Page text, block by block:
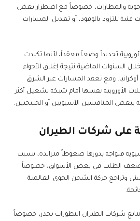
والمطارات، خصوصاً مع اضطرار بعض
فنية للتزود بالوقود، أو تعديل المسارات
تحديداً وضعاً معقداً، لأنها تكبدت
السنوات الماضية نتيجة إغلاق الأجواء
ومع تعقد المسارات عبر الشرق
الأوروبية نفسها أمام شبكة تشغيل أكثر
ببعض المنافسين الآسيويين أو الخليجيين.
على شركات الطيران
فتواجه بدورها ضغوطاً متزايدة، بسبب
وضعف الطلب في بعض الأسواق، خصوصاً
وتراجع حركة الشحن الجوي العالمية
تتابع شركات الطيران التطورات بحذر، خصوصاً